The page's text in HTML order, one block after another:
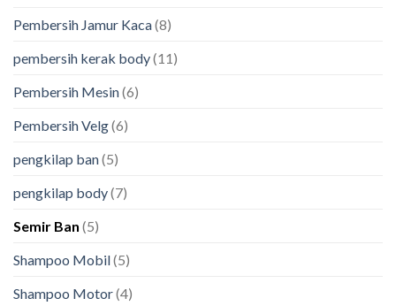
Pembersih Jamur Kaca(8)
pembersih kerak body(11)
Pembersih Mesin(6)
Pembersih Velg(6)
pengkilap ban(5)
pengkilap body(7)
Semir Ban (5)
Shampoo Mobil(5)
Shampoo Motor(4)